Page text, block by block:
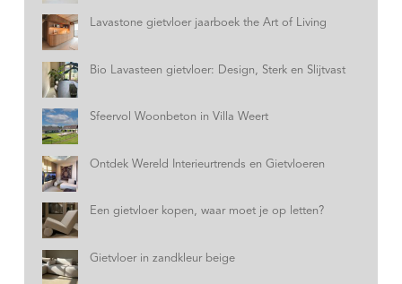
Lavastone gietvloer jaarboek the Art of Living
Bio Lavasteen gietvloer: Design, Sterk en Slijtvast
Sfeervol Woonbeton in Villa Weert
Ontdek Wereld Interieurtrends en Gietvloeren
Een gietvloer kopen, waar moet je op letten?
Gietvloer in zandkleur beige